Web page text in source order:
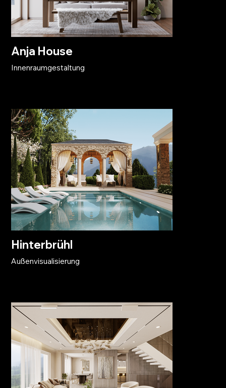
Anja House
Innenraumgestaltung
Hinterbrühl
Außenvisualisierung